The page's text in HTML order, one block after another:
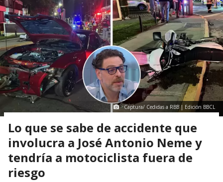
Captura/ Cedidas a RBB | Edición BBCL
Lo que se sabe de accidente que
involucra a José Antonio Neme y
tendría a motociclista fuera de
riesgo